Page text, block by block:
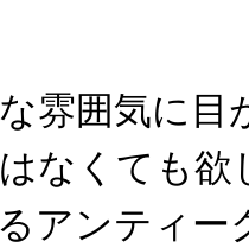
雰囲気に目
なくても
アンティ